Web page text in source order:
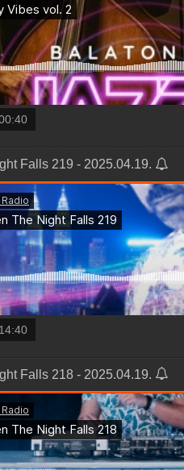
Falls 219 - 2025.04.19.
Falls 218 - 2025.04.19.